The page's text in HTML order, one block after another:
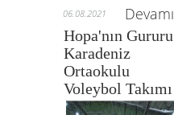
06.08.2021 Devamı
Hopa'nın Gururu
Karadeniz
Ortaokulu
Voleybol Takımı